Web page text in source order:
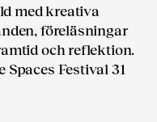
med kreativa
föreläsningar
och reflektion.
Festival 31